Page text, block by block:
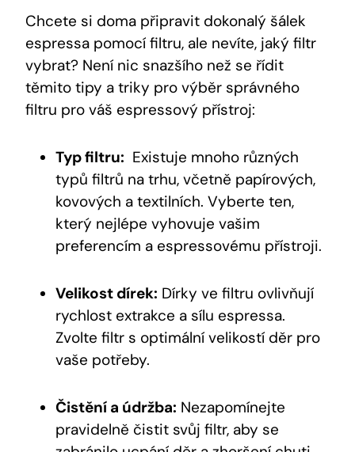
Chcete si doma‌ připravit dokonalý šálek
espressa pomocí filtru, ale nevíte, jaký filtr
vybrat? Není nic snazšího než se řídit
těmito tipy a triky pro výběr správného‌
filtru pro váš espressový‌ přístroj:
Typ filtru: ​ Existuje ⁣mnoho ‍různých
typů filtrů⁤ na trhu, včetně papírových, ​
kovových a textilních. Vyberte ten,
který nejlépe ⁣vyhovuje vašim​
preferencím a⁤ espressovému ‍přístroji.
Velikost dírek: Dírky​ ve ‌filtru ovlivňují​
rychlost extrakce a sílu espressa.
Zvolte ‍filtr s ⁤optimální velikostí děr⁢ pro
vaše ‌potřeby.
Čistění a údržba: Nezapomínejte
pravidelně čistit svůj filtr, aby se